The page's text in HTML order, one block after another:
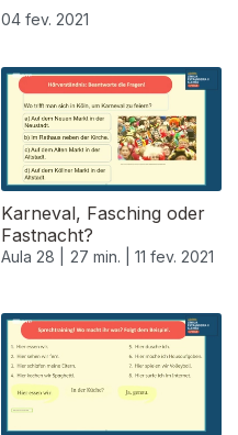
04 fev. 2021
Karneval, Fasching oder
Fastnacht?
Aula 28 | 27 min. | 11 fev. 2021